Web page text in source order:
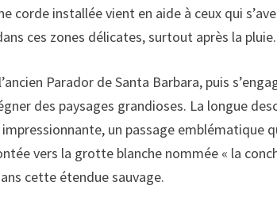
corde installée vient en aide à ceux qui
ces zones délicates, surtout après la pluie.
Parador de Santa Barbara, puis
des paysages grandioses. La longue
un passage emblématique
vers la grotte blanche nommée « la
cette étendue sauvage.